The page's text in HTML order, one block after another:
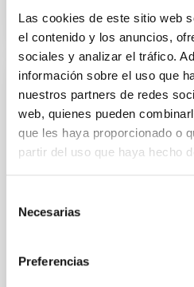
Las cookies de este sitio web
el contenido y los anuncios,
sociales y analizar el tráfico.
información sobre el uso que
nuestros partners de redes
web, quienes pueden
que les haya proporcionado o
partir del uso que haya hecho
Necesarias
Preferencias
NOTA DE PRENSA
El investigador del IAC
elegido académico de
Academia de Ciencias
nombramiento de su
Ciencias Exactas, Físicas y